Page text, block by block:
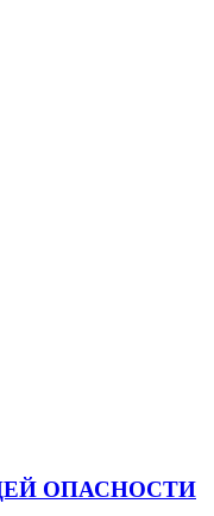
ОПАСНОСТИ